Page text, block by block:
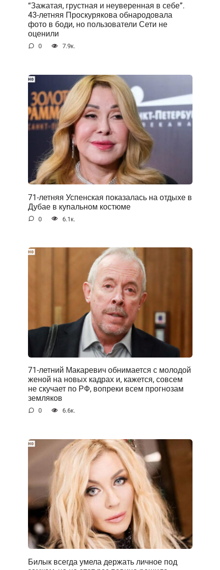
“Зажатая, грустная и неуверенная в себе”.
43-летняя Проскурякова обнародовала
фото в боди, но пользователи Сети не
оценили
0 7.9к.
71-летняя Успенская показалась на отдыхе в
Дубае в куnальном костюме
0 6.1к.
71-летний Макаревич обнимается с молодой
женой на новых кадрах и, кажется, совсем
не скучает по РФ, вопреки всем прогнозам
земляков
0 6.6к.
Билык всегда умела держать личное под